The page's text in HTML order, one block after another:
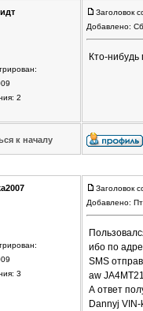
2
Заголовок
Добавлено:
Кто-нибудь
к началу
3
Заголовок
Добавлено:
ибо по
SMS
aw
А ответ
Dannyj